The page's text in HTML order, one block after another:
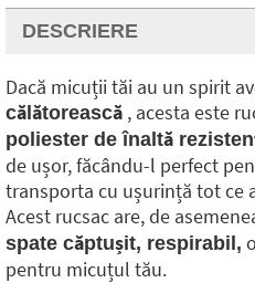
DESCRIERE
Dacă micuții tăi au un spirit
călătorească , acesta este
poliester de înaltă
de ușor, făcându-l perfect
transporta cu ușurință tot ce
Acest rucsac are, de
spate căptușit, respirabil,
pentru micuțul tău.